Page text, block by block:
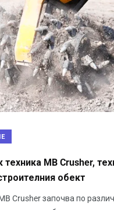
MB Crusher,
обект
Crusher започва по